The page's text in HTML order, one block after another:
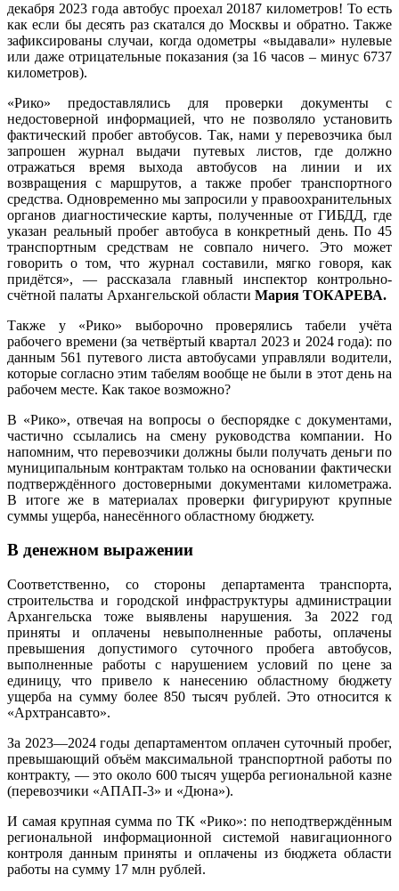
декабря 2023 года автобус проехал 20187 километров! То есть
как если бы десять раз скатался до Москвы и обратно. Также
зафиксированы случаи, когда одометры «выдавали» нулевые
или даже отрицательные показания (за 16 часов – минус 6737
километров).
«Рико» предоставлялись для проверки документы с
недостоверной информацией, что не позволяло установить
фактический пробег автобусов. Так, нами у перевозчика был
запрошен журнал выдачи путевых листов, где должно
отражаться время выхода автобусов на линии и их
возвращения с маршрутов, а также пробег транспортного
средства. Одновременно мы запросили у правоохранительных
органов диагностические карты, полученные от ГИБДД, где
указан реальный пробег автобуса в конкретный день. По 45
транспортным средствам не совпало ничего. Это может
говорить о том, что журнал составили, мягко говоря, как
придётся», — рассказала главный инспектор контрольно-
счётной палаты Архангельской области Мария ТОКАРЕВА.
Также у «Рико» выборочно проверялись табели учёта
рабочего времени (за четвёртый квартал 2023 и 2024 года): по
данным 561 путевого листа автобусами управляли водители,
которые согласно этим табелям вообще не были в этот день на
рабочем месте. Как такое возможно?
В «Рико», отвечая на вопросы о беспорядке с документами,
частично ссылались на смену руководства компании. Но
напомним, что перевозчики должны были получать деньги по
муниципальным контрактам только на основании фактически
подтверждённого достоверными документами километража.
В итоге же в материалах проверки фигурируют крупные
суммы ущерба, нанесённого областному бюджету.
В денежном выражении
Соответственно, со стороны департамента транспорта,
строительства и городской инфраструктуры администрации
Архангельска тоже выявлены нарушения. За 2022 год
приняты и оплачены невыполненные работы, оплачены
превышения допустимого суточного пробега автобусов,
выполненные работы с нарушением условий по цене за
единицу, что привело к нанесению областному бюджету
ущерба на сумму более 850 тысяч рублей. Это относится к
«Архтрансавто».
За 2023—2024 годы департаментом оплачен суточный пробег,
превышающий объём максимальной транспортной работы по
контракту, — это около 600 тысяч ущерба региональной казне
(перевозчики «АПАП-3» и «Дюна»).
И самая крупная сумма по ТК «Рико»: по неподтверждённым
региональной информационной системой навигационного
контроля данным приняты и оплачены из бюджета области
работы на сумму 17 млн рублей.